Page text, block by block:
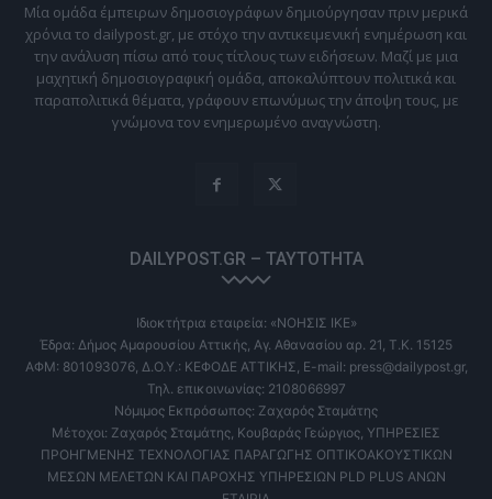
Μία ομάδα έμπειρων δημοσιογράφων δημιούργησαν πριν μερικά
χρόνια το dailypost.gr, με στόχο την αντικειμενική ενημέρωση και
την ανάλυση πίσω από τους τίτλους των ειδήσεων. Μαζί με μια
μαχητική δημοσιογραφική ομάδα, αποκαλύπτουν πολιτικά και
παραπολιτικά θέματα, γράφουν επωνύμως την άποψη τους, με
γνώμονα τον ενημερωμένο αναγνώστη.
DAILYPOST.GR – ΤΑΥΤΌΤΗΤΑ
Ιδιοκτήτρια εταιρεία: «ΝΟΗΣΙΣ ΙΚΕ»
Έδρα: Δήμος Αμαρουσίου Αττικής, Αγ. Αθανασίου αρ. 21, Τ.Κ. 15125
ΑΦΜ: 801093076, Δ.Ο.Υ.: ΚΕΦΟΔΕ ΑΤΤΙΚΗΣ, E-mail: press@dailypost.gr,
Τηλ. επικοινωνίας: 2108066997
Νόμιμος Εκπρόσωπος: Ζαχαρός Σταμάτης
Μέτοχοι: Ζαχαρός Σταμάτης, Κουβαράς Γεώργιος, ΥΠΗΡΕΣΙΕΣ
ΠΡΟΗΓΜΕΝΗΣ ΤΕΧΝΟΛΟΓΙΑΣ ΠΑΡΑΓΩΓΗΣ ΟΠΤΙΚΟΑΚΟΥΣΤΙΚΩΝ
ΜΕΣΩΝ ΜΕΛΕΤΩΝ ΚΑΙ ΠΑΡΟΧΗΣ ΥΠΗΡΕΣΙΩΝ PLD PLUS ΑΝΩΝ